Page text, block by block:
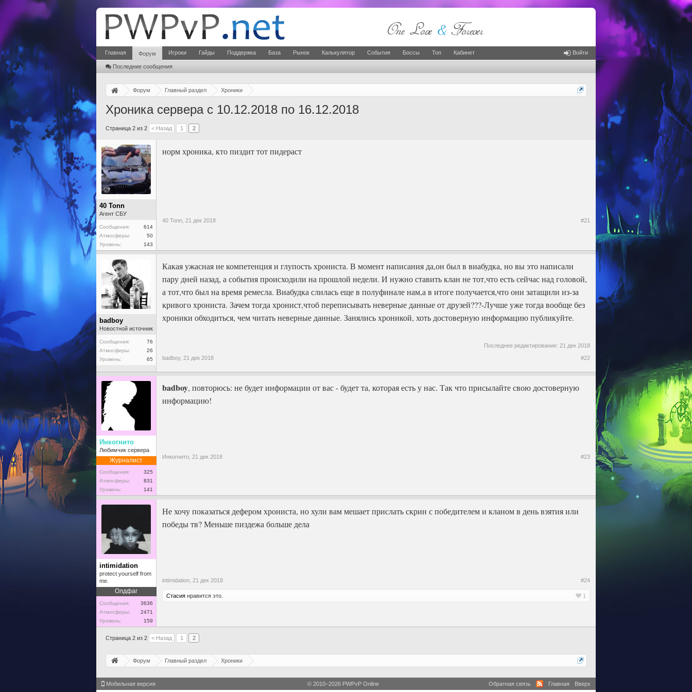
Главная Форум
Последние сообщения
Игроки Гайды Поддержка База Рынок Калькулятор События Боссы Топ Кабинет Войти
Форум Главный раздел Хроники
Хроника сервера с 10.12.2018 по 16.12.2018
Страница 2 из 2 < Назад 1 2
40 Tonn
Агент СБУ
Сообщения:
614
Атмосферы:
50
Уровень:
143
норм хроника, кто пиздит тот пидераст
40 Tonn, 21 дек 2018 #21
badboy
Новостной источник
Сообщения:
76
Атмосферы:
26
Уровень:
65
Какая ужасная не компетенция и глупость хрониста. В момент написания да,он был в виабудка, но вы это написали
пару дней назад, а события происходили на прошлой недели. И нужно ставить клан не тот,что есть сейчас над головой,
а тот,что был на время ремесла. Виабудка слилась еще в полуфинале нам,а в итоге получается,что они затащили из-за
кривого хрониста. Зачем тогда хронист,чтоб переписывать неверные данные от друзей???-Лучше уже тогда вообще без
хроники обходиться, чем читать неверные данные. Занялись хроникой, хоть достоверную информацию публикуйте.
Последнее редактирование: 21 дек 2018
badboy, 21 дек 2018 #22
Инкогнито
Любимчик сервера
Журналист
Сообщения:
325
Атмосферы:
831
Уровень:
141
badboy, повторюсь: не будет информации от вас - будет та, которая есть у нас. Так что присылайте свою достоверную
информацию!
Инкогнито, 21 дек 2018 #23
intimidation
protect yourself from
me.
Олдфаг
Сообщения:
3636
Атмосферы:
2471
Уровень:
159
Не хочу показаться дефером хрониста, но хули вам мешает прислать скрин с победителем и кланом в день взятия или
победы тв? Меньше пиздежа больше дела
intimidation, 21 дек 2018 #24
Стасия нравится это. 1
Страница 2 из 2 < Назад 1 2
Форум Главный раздел Хроники
Мобильная версия © 2010–2026 PWPvP Online Обратная связь Главная Вверх